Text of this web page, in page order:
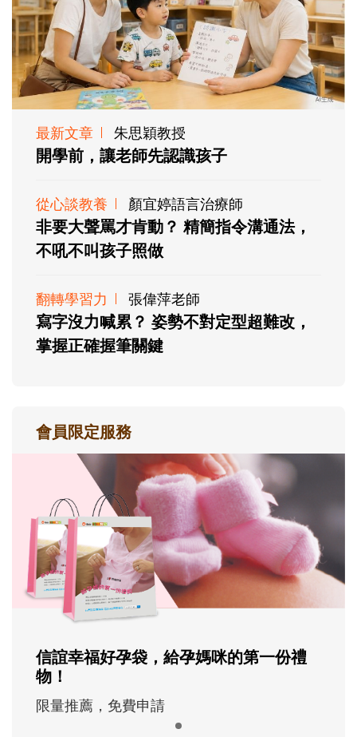
最新文章 朱思穎教授
開學前，讓老師先認識孩子
從心談教養 顏宜婷語言治療師
非要大聲罵才肯動？ 精簡指令溝通法，
不吼不叫孩子照做
翻轉學習力 張偉萍老師
寫字沒力喊累？ 姿勢不對定型超難改，
掌握正確握筆關鍵
會員限定服務
信誼幸福好孕袋，給孕媽咪的第一份禮
物！
限量推薦，免費申請